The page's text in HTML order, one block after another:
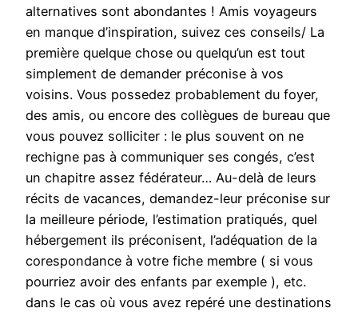
alternatives sont abondantes ! Amis voyageurs
en manque d’inspiration, suivez ces conseils/ La
première quelque chose ou quelqu’un est tout
simplement de demander préconise à vos
voisins. Vous possedez probablement du foyer,
des amis, ou encore des collègues de bureau que
vous pouvez solliciter : le plus souvent on ne
rechigne pas à communiquer ses congés, c’est
un chapitre assez fédérateur… Au-delà de leurs
récits de vacances, demandez-leur préconise sur
la meilleure période, l’estimation pratiqués, quel
hébergement ils préconisent, l’adéquation de la
corespondance à votre fiche membre ( si vous
pourriez avoir des enfants par exemple ), etc.
dans le cas où vous avez repéré une destinations